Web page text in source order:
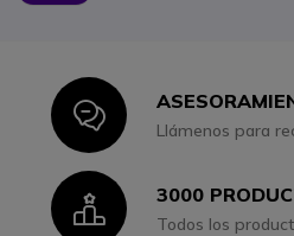
IconLlámenos para
Icon3000
Todos los